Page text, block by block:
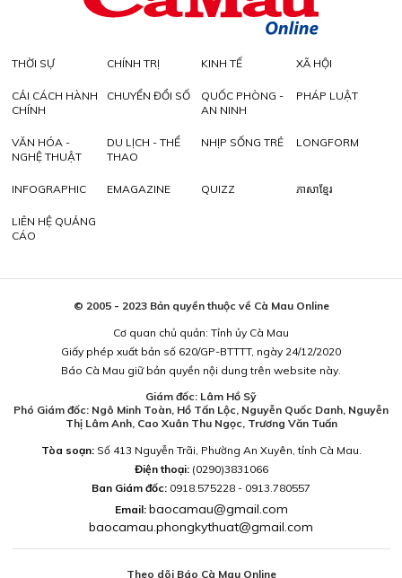
THỜI SỰ CHÍNH TRỊ KINH TẾ XÃ HỘI
CẢI CÁCH HÀNH
CHÍNH
CHUYỂN ĐỔI SỐ
QUỐC PHÒNG -
AN NINH
PHÁP LUẬT
VĂN HÓA -
NGHỆ THUẬT
DU LỊCH - THỂ
THAO
NHỊP SỐNG TRẺ LONGFORM
INFOGRAPHIC EMAGAZINE QUIZZ ភាសាខ្មែរ
LIÊN HỆ QUẢNG
CÁO
© 2005 - 2023 Bản quyền thuộc về Cà Mau Online
Cơ quan chủ quản: Tỉnh ủy Cà Mau
Giấy phép xuất bản số 620/GP-BTTTT, ngày 24/12/2020
Báo Cà Mau giữ bản quyền nội dung trên website này.
Giám đốc: Lâm Hồ Sỹ
Phó Giám đốc: Ngô Minh Toàn, Hồ Tấn Lộc, Nguyễn Quốc Danh, Nguyễn
Thị Lâm Anh, Cao Xuân Thu Ngọc, Trương Văn Tuấn
Tòa soạn:Số 413 Nguyễn Trãi, Phường An Xuyên, tỉnh Cà Mau.
Điện thoại: (0290)3831066
Ban Giám đốc: 0918.575228 - 0913.780557
Email: baocamau@gmail.com
baocamau.phongkythuat@gmail.com
Theo dõi Báo Cà Mau Online